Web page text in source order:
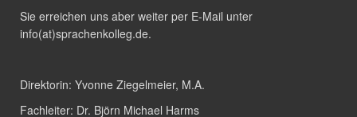
Sie erreichen uns aber weiter per E-Mail unter
info(at)sprachenkolleg.de.
Direktorin: Yvonne Ziegelmeier, M.A.
Fachleiter: Dr. Björn Michael Harms